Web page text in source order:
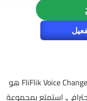
هل تريد أن يكون صوتك فريداً وممتعاً؟ FliFlik Voice Changer هو
استمتع بمجموعة